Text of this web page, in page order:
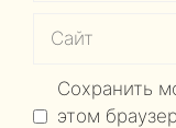
Сохранить
этом